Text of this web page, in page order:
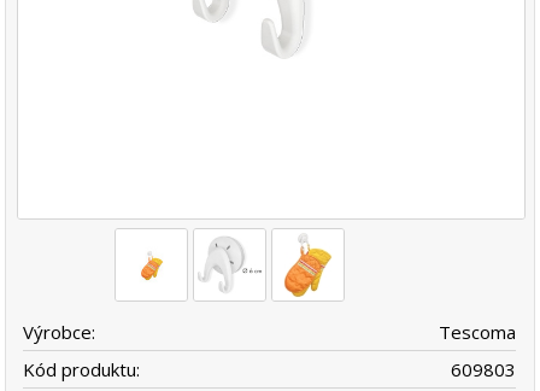
Výrobce:
Tescoma
Kód produktu:
609803